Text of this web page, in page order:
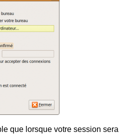
que lorsque votre session sera